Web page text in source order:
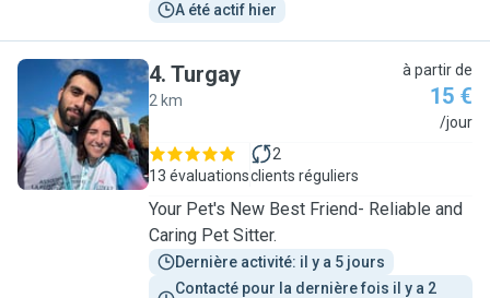
A été actif hier
T
4. Turgay
2 km
à partir de
15 €
/jour
13 évaluations
2
clients réguliers
Your Pet's New Best Friend- Reliable and
Caring Pet Sitter.
Dernière activité: il y a 5 jours
Contacté pour la dernière fois il y a 2